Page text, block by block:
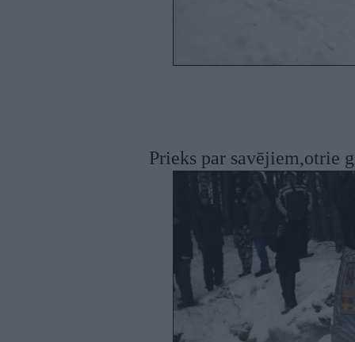
Prieks par savējiem,otrie